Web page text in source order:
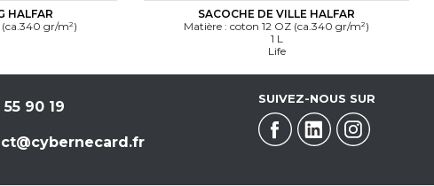
HALFAR
(ca.340 gr/m²)
SACOCHE DE VILLE HALFAR
Matière : coton 12 OZ (ca.340 gr/m²)
1 L
Life
90 19 SUIVEZ-NOUS SUR